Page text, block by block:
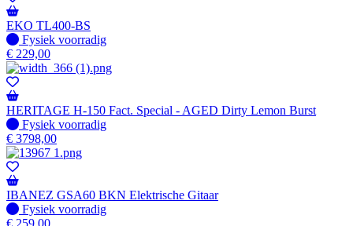
EKO TL400-BS
Fysiek voorradig
Fysiek voorradig
€ 229,00
HERITAGE H-150 Fact. Special - AGED Dirty Lemon Burst
Fysiek voorradig
Fysiek voorradig
€ 3798,00
IBANEZ GSA60 BKN Elektrische Gitaar
Fysiek voorradig
Fysiek voorradig
€ 259,00